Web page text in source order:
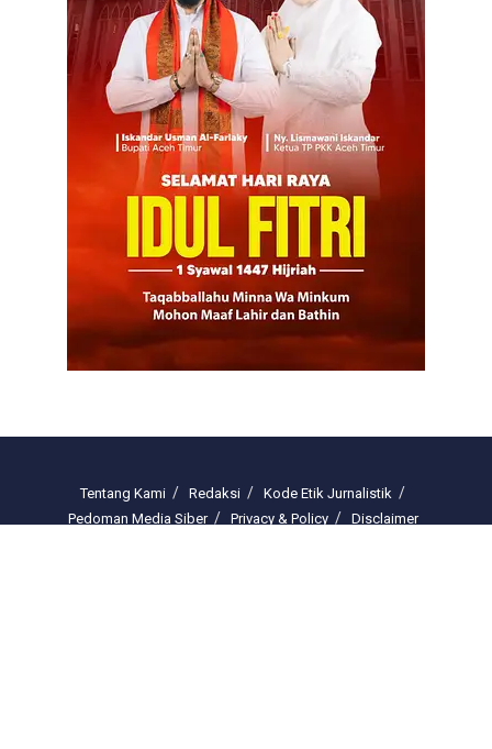
Tentang Kami Redaksi
Kode Etik Jurnalistik
Pedoman Media Siber
Privacy & Policy Disclaimer